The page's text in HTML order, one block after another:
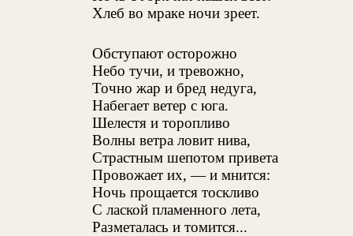
Хлеб во мраке ночи зреет.
Обступают осторожно
Небо тучи, и тревожно,
Точно жар и бред недуга,
Набегает ветер с юга.
Шелестя и торопливо
Волны ветра ловит нива,
Страстным шепотом привета
Провожает их, — и мнится:
Ночь прощается тоскливо
С лаской пламенного лета,
Разметалась и томится...